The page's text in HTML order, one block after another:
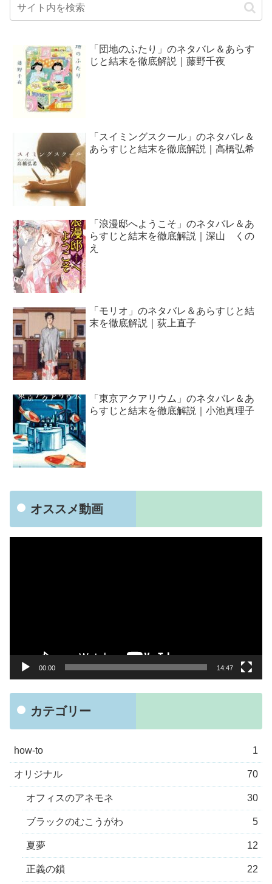
「団地のふたり」のネタバレ＆あらす
じと結末を徹底解説｜藤野千夜
「スイミングスクール」のネタバレ＆
あらすじと結末を徹底解説｜高橋弘希
「浪漫邸へようこそ」のネタバレ＆あ
らすじと結末を徹底解説｜深山 くの
え
「モリオ」のネタバレ＆あらすじと結
末を徹底解説｜荻上直子
「東京アクアリウム」のネタバレ＆あ
らすじと結末を徹底解説｜小池真理子
オススメ動画
00:00 14:47
カテゴリー
how-to 1
オリジナル 70
オフィスのアネモネ 30
ブラックのむこうがわ 5
夏夢 12
正義の鎖 22